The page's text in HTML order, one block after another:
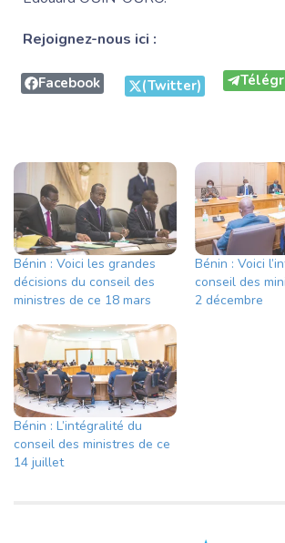
Rejoignez-nous ici :
Facebook (Twitter)
Bénin : Voici les grandes
décisions du conseil des
ministres de ce 18 mars
Bénin : Voici
conseil des
2 décembre
Bénin : L’intégralité du
conseil des ministres de ce
14 juillet